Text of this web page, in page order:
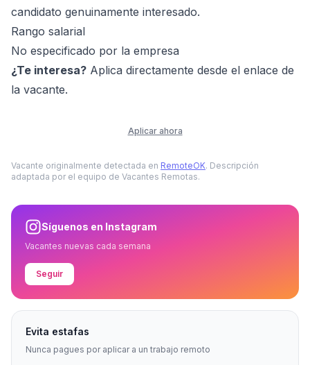
candidato genuinamente interesado.
Rango salarial
No especificado por la empresa
¿Te interesa? Aplica directamente desde el enlace de
la vacante.
Aplicar ahora
Vacante originalmente detectada en RemoteOK. Descripción
adaptada por el equipo de Vacantes Remotas.
Síguenos en Instagram
Vacantes nuevas cada semana
Seguir
Evita estafas
Nunca pagues por aplicar a un trabajo remoto